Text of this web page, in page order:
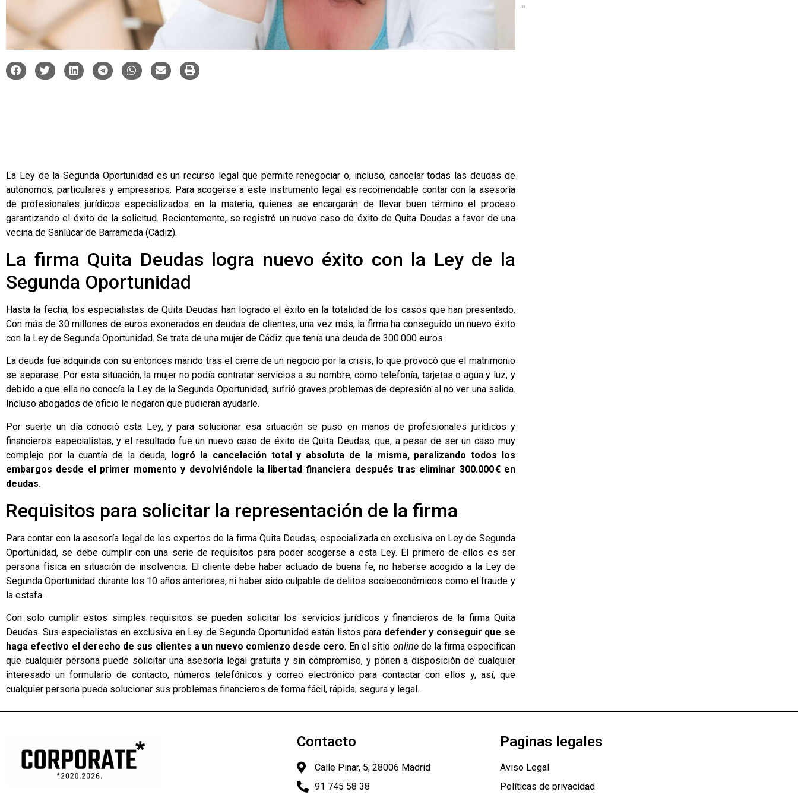
La Ley de la Segunda Oportunidad es un recurso legal que permite renegociar o, incluso, cancelar todas las deudas de
autónomos, particulares y empresarios. Para acogerse a este instrumento legal es recomendable contar con la asesoría
de profesionales jurídicos especializados en la materia, quienes se encargarán de llevar buen término el proceso
garantizando el éxito de la solicitud. Recientemente, se registró un nuevocaso de éxito de Quita Deudas a favor de una
vecina de Sanlúcar de Barrameda (Cádiz).
La firma Quita Deudas logra nuevo éxito con la Ley de la
Segunda Oportunidad
Hasta la fecha, los especialistas deQuita Deudas han logrado el éxito en la totalidad de los casos que han presentado.
Con más de 30 millones de euros exonerados en deudas de clientes, una vez más, la firma ha conseguido un nuevo éxito
con la Ley de Segunda Oportunidad. Se trata de una mujer de Cádiz que tenía una deuda de 300.000 euros.
La deuda fue adquirida con su entonces marido tras el cierre de un negocio por la crisis, lo que provocó que el matrimonio
se separase. Por esta situación, la mujer no podía contratar servicios a su nombre, como telefonía, tarjetas o agua y luz, y
debido a que ella no conocía la Ley de la Segunda Oportunidad, sufrió graves problemas de depresión al no ver una salida.
Incluso abogados de oficio le negaron que pudieran ayudarle.
Por suerte un día conoció esta Ley, y para solucionar esa situación se puso en manos de profesionales jurídicos y
financieros especialistas, y el resultado fue un nuevo caso de éxito de Quita Deudas, que, a pesar de ser un caso muy
complejo por la cuantía de la deuda,logró la cancelación total y absoluta de la misma, paralizando todos los
embargos desde el primer momento y devolviéndole la libertad financiera después tras eliminar 300.000 € en
deudas.
Requisitos para solicitar la representación de la firma
Para contar con la asesoría legal de los expertos de la firma Quita Deudas, especializada en exclusiva en Ley de Segunda
Oportunidad, se debe cumplir con una serie de requisitos para poder acogerse a esta Ley. El primero de ellos es ser
persona física en situación de insolvencia. El cliente debe haber actuado de buena fe, no haberse acogido a la Ley de
Segunda Oportunidad durante los 10 años anteriores, ni haber sido culpable de delitos socioeconómicos como el fraude y
la estafa.
Con solo cumplir estos simples requisitos se pueden solicitar los servicios jurídicos y financieros de la firma Quita
Deudas. Sus especialistas en exclusiva en Ley de Segunda Oportunidad están listos para defender y conseguir que se
haga efectivo el derecho de sus clientes a un nuevo comienzo desde cero. En el sitio onlinede la firma especifican
que cualquier persona puede solicitar una asesoría legal gratuita y sin compromiso, y ponen a disposición de cualquier
interesado un formulario de contacto, números telefónicos y correo electrónico para contactar con ellos y, así, que
cualquier persona pueda solucionar sus problemas financieros de forma fácil, rápida, segura y legal.
"
Contacto
Calle Pinar, 5, 28006 Madrid
91 745 58 38
Paginas legales
Aviso Legal
Políticas de privacidad